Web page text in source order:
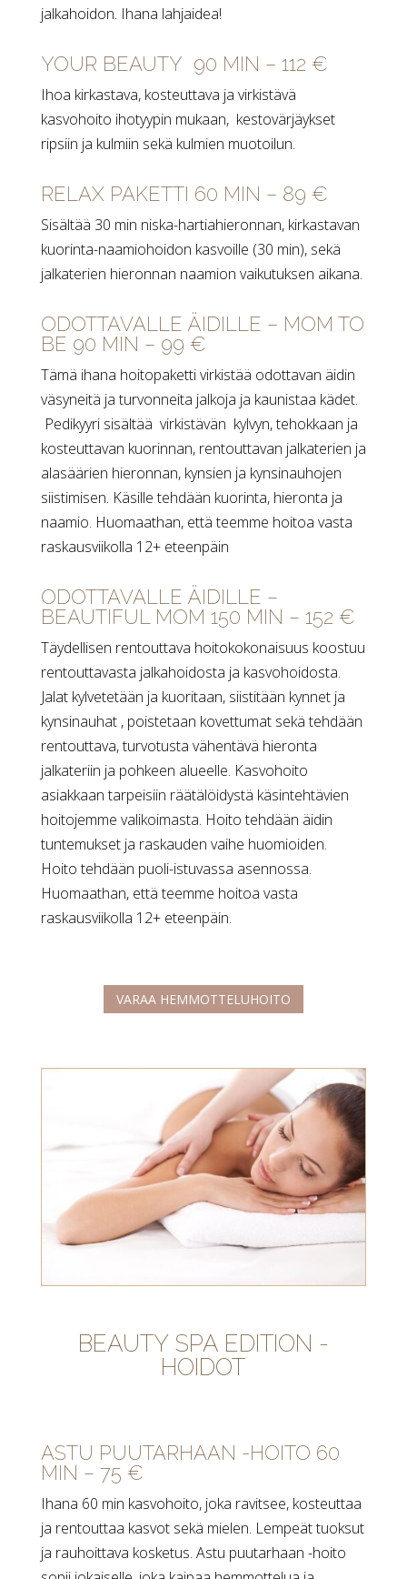
jalkahoidon. Ihana lahjaidea!
YOUR BEAUTY 90 MIN – 112 €
Ihoa kirkastava, kosteuttava ja virkistävä
kasvohoito ihotyypin mukaan, kestovärjäykset
ripsiin ja kulmiin sekä kulmien muotoilun.
RELAX PAKETTI 60 MIN – 89 €
Sisältää 30 min niska-hartiahieronnan, kirkastavan
kuorinta-naamiohoidon kasvoille (30 min), sekä
jalkaterien hieronnan naamion vaikutuksen aikana.
ODOTTAVALLE ÄIDILLE – MOM TO
BE 90 MIN – 99 €
Tämä ihana hoitopaketti virkistää odottavan äidin
väsyneitä ja turvonneita jalkoja ja kaunistaa kädet.
Pedikyyri sisältää virkistävän kylvyn, tehokkaan ja
kosteuttavan kuorinnan, rentouttavan jalkaterien ja
alasäärien hieronnan, kynsien ja kynsinauhojen
siistimisen. Käsille tehdään kuorinta, hieronta ja
naamio. Huomaathan, että teemme hoitoa vasta
raskausviikolla 12+ eteenpäin
ODOTTAVALLE ÄIDILLE –
BEAUTIFUL MOM 150 MIN – 152 €
Täydellisen rentouttava hoitokokonaisuus koostuu
rentouttavasta jalkahoidosta ja kasvohoidosta.
Jalat kylvetetään ja kuoritaan, siistitään kynnet ja
kynsinauhat , poistetaan kovettumat sekä tehdään
rentouttava, turvotusta vähentävä hieronta
jalkateriin ja pohkeen alueelle. Kasvohoito
asiakkaan tarpeisiin räätälöidystä käsintehtävien
hoitojemme valikoimasta. Hoito tehdään äidin
tuntemukset ja raskauden vaihe huomioiden.
Hoito tehdään puoli-istuvassa asennossa.
Huomaathan, että teemme hoitoa vasta
raskausviikolla 12+ eteenpäin.
VARAA HEMMOTTELUHOITO
BEAUTY SPA EDITION -
HOIDOT
ASTU PUUTARHAAN -HOITO 60
MIN – 75 €
Ihana 60 min kasvohoito, joka ravitsee, kosteuttaa
ja rentouttaa kasvot sekä mielen. Lempeät tuoksut
ja rauhoittava kosketus. Astu puutarhaan -hoito